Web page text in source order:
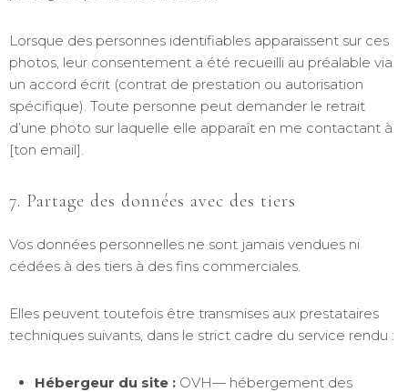
Lorsque des personnes identifiables apparaissent sur ces
photos, leur consentement a été recueilli au préalable via
un accord écrit (contrat de prestation ou autorisation
spécifique). Toute personne peut demander le retrait
d’une photo sur laquelle elle apparaît en me contactant à
[ton email].
7. Partage des données avec des tiers
Vos données personnelles ne sont jamais vendues ni
cédées à des tiers à des fins commerciales.
Elles peuvent toutefois être transmises aux prestataires
techniques suivants, dans le strict cadre du service rendu :
Hébergeur du site : OVH— hébergement des